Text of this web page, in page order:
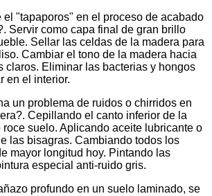
el "tapaporos" en el proceso de acabado
Servir como capa final de gran brillo
Sellar las celdas de la madera para
Cambiar el tono de la madera hacia
claros. Eliminar las bacterias y hongos
en el interior.
un problema de ruidos o chirridos en
Cepillando el canto inferior de la
roce suelo. Aplicando aceite lubricante o
las bisagras. Cambiando todos los
mayor longitud hoy. Pintando las
especial anti-ruido gris.
profundo en un suelo laminado, se